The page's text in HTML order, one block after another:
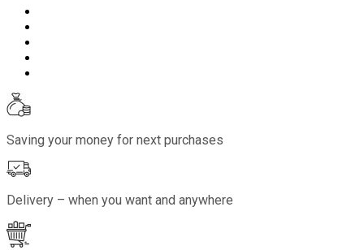
Saving your money for next purchases
Delivery – when you want and anywhere